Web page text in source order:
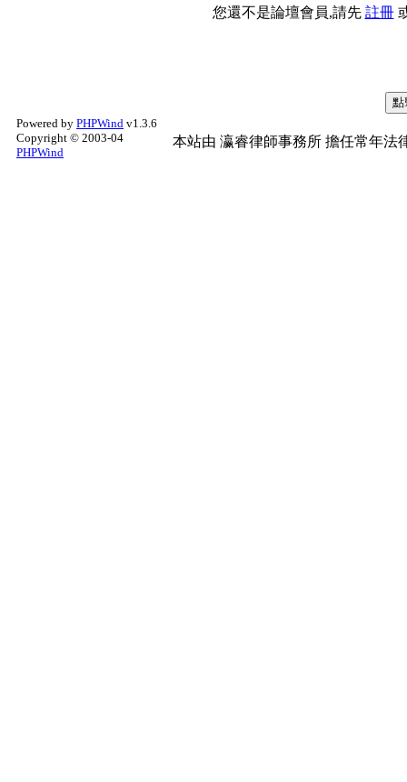
您還不是論壇會員,請先 註冊
Powered by PHPWind v1.3.6
Copyright © 2003-04
PHPWind
本站由 瀛睿律師事務所 擔任常年法